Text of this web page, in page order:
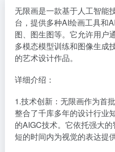
无限画是一款基于人工智能
台，提供多种AI绘画工具和
图、图生图等。它允许用户
多模态模型训练和图像生成
的艺术设计作品。
详细介绍：
1.技术创新：无限画作为首
整合了千库多年的设计行业
的AIGC技术。它依托强大
短的时间内为视觉的表达提